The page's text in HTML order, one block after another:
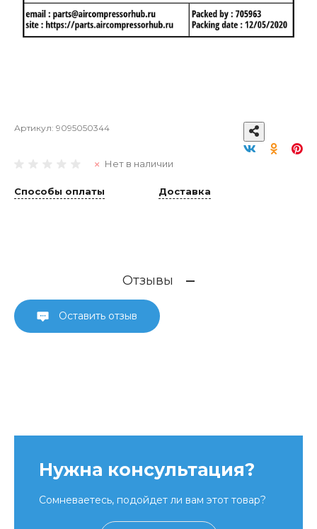
Артикул: 9095050344
Нет в наличии
Способы оплаты Доставка
Отзывы
Оставить отзыв
Нужна консультация?
Сомневаетесь, подойдет ли вам этот товар?